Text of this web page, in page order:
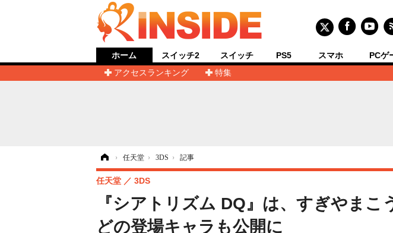
ホーム
アクセスランキング
特集
スイッチ2 スイッチ PS5 スマホ PCゲ
› 任天堂 › 3DS › 記事
『シアトリズム DQ』は、すぎやま
どの登場キャラも公開に
任天堂 3DS